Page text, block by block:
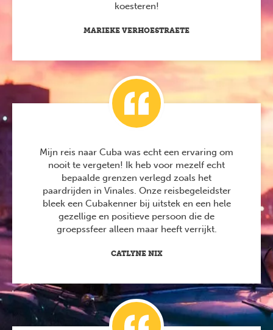
koesteren!
MARIEKE VERHOESTRAETE
Mijn reis naar Cuba was echt een ervaring om
nooit te vergeten! Ik heb voor mezelf echt
bepaalde grenzen verlegd zoals het
paardrijden in Vinales. Onze reisbegeleidster
bleek een Cubakenner bij uitstek en een hele
gezellige en positieve persoon die de
groepssfeer alleen maar heeft verrijkt.
CATLYNE NIX